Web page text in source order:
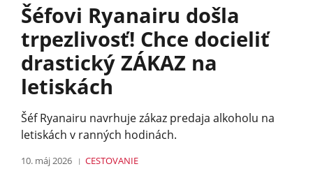
Šéfovi Ryanairu došla
trpezlivosť! Chce docieliť
drastický ZÁKAZ na
letiskách
Šéf Ryanairu navrhuje zákaz predaja alkoholu na
letiskách v ranných hodinách.
10. máj 2026 CESTOVANIE